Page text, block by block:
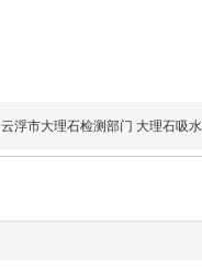
云浮市大理石检测部门 大理石吸